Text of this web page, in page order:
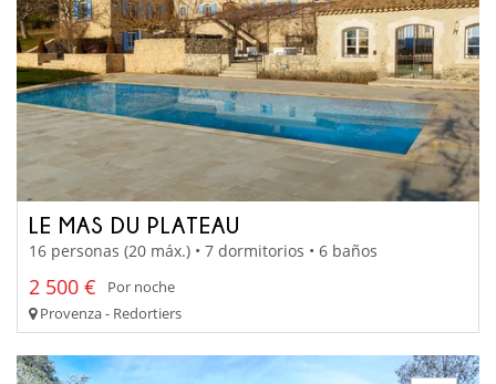
LE MAS DU PLATEAU
16 personas (20 máx.) • 7 dormitorios • 6 baños
2 500 €
Por noche
Provenza - Redortiers